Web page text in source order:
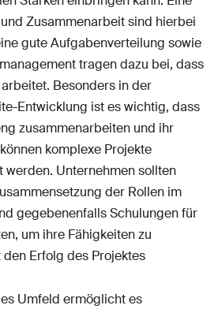
Zusammenarbeit sind hierbei
gute Aufgabenverteilung sowie
tragen dazu bei, dass
Besonders in der
Entwicklung ist es wichtig, dass
zusammenarbeiten und ihr
komplexe Projekte
Unternehmen sollten
der Rollen im
gegebenenfalls Schulungen für
um ihre Fähigkeiten zu
Erfolg des Projektes
Umfeld ermöglicht es